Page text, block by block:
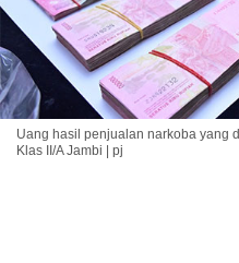
Uang hasil penjualan narkoba yang
Klas II/A Jambi | pj